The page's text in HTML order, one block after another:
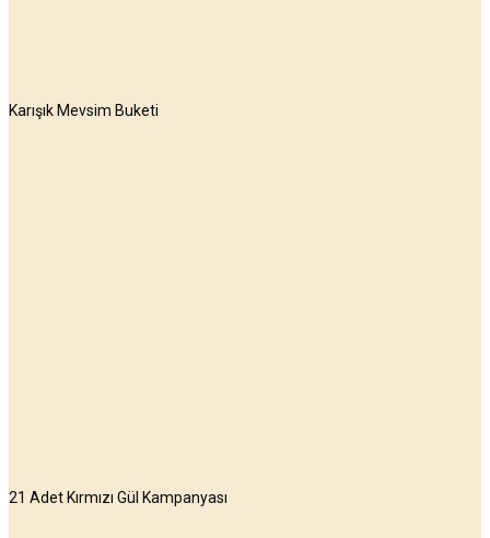
Karışık Mevsim Buketi
21 Adet Kırmızı Gül Kampanyası